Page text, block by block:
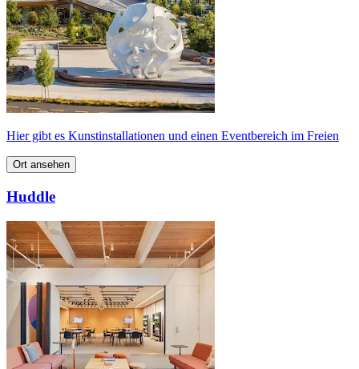
Hier gibt es Kunstinstallationen und einen Eventbereich im Freien
Ort ansehen
Huddle